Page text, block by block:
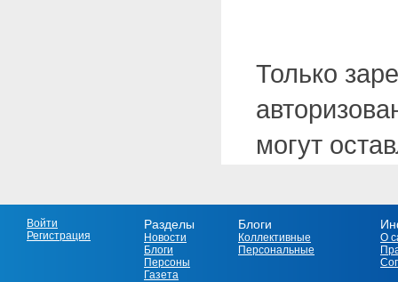
Только
могут
Войти
Регистрация
Разделы
Новости
Блоги
Персоны
Газета
Блоги
Коллективные
Персональные
О